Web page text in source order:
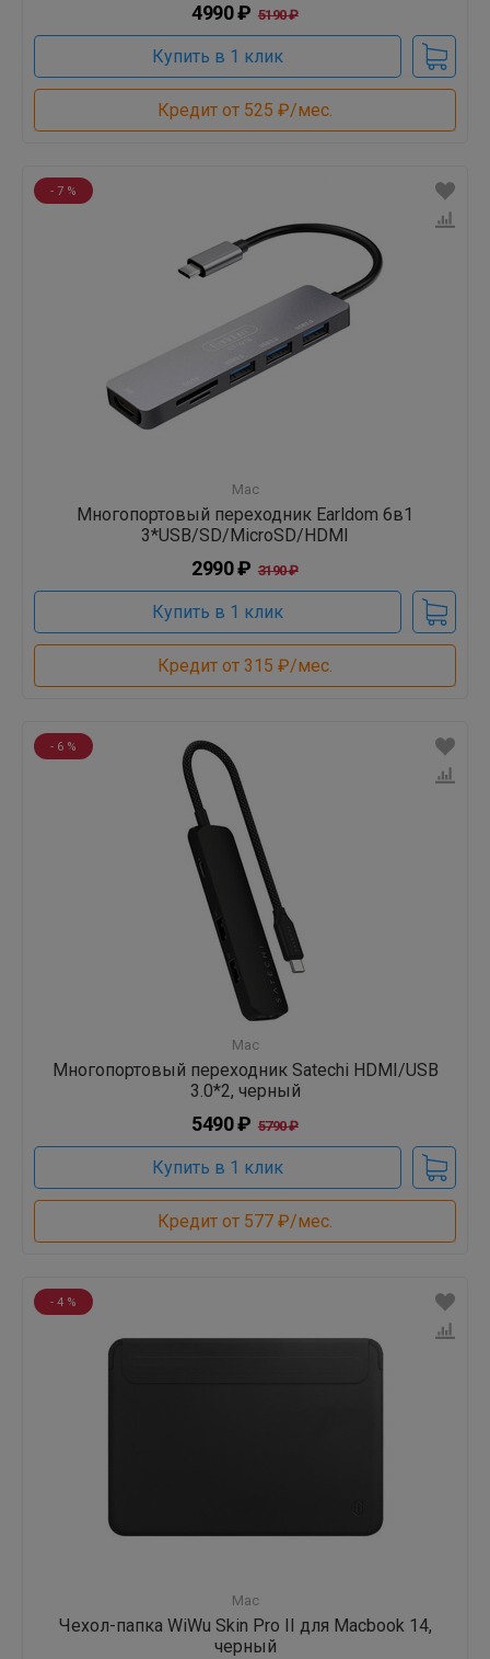
4990 ₽ 5190 ₽
Купить в 1 клик
Кредит от 525 ₽/мес.
- 7 %
Mac
Многопортовый переходник Earldom 6в1
3*USB/SD/MicroSD/HDMI
2990 ₽ 3190 ₽
Купить в 1 клик
Кредит от 315 ₽/мес.
- 6 %
Mac
Многопортовый переходник Satechi HDMI/USB
3.0*2, черный
5490 ₽ 5790 ₽
Купить в 1 клик
Кредит от 577 ₽/мес.
- 4 %
Mac
Чехол-папка WiWu Skin Pro II для Macbook 14,
черный